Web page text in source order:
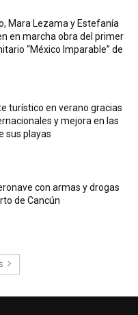
Mara Lezama y Estefanía
en marcha obra del primer
“México Imparable” de
turístico en verano gracias
y mejora en las
sus playas
con armas y drogas
de Cancún